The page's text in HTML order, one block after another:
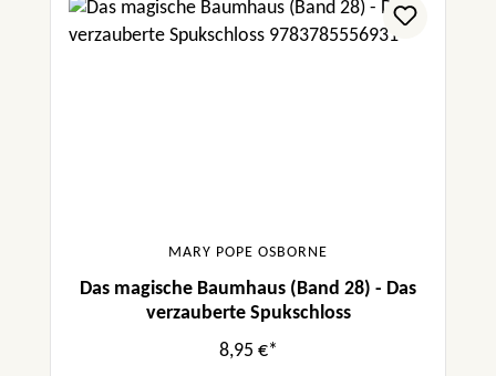
MARY POPE OSBORNE
Das magische Baumhaus (Band 28) - Das
verzauberte Spukschloss
8,95 €*